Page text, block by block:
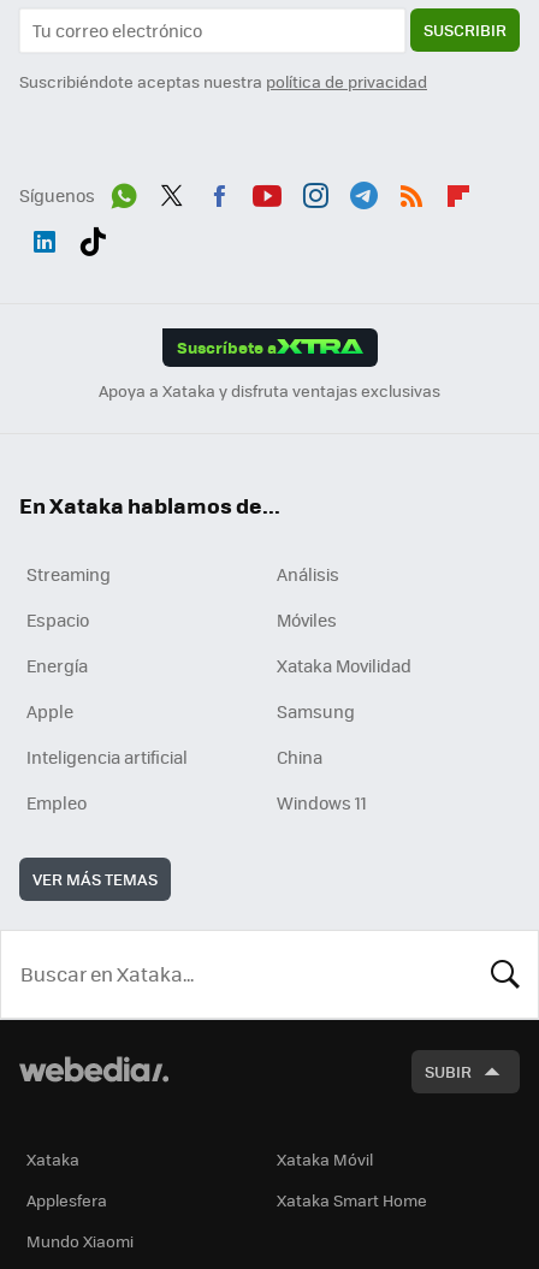
SUSCRIBIR
Suscribiéndote aceptas nuestra política de privacidad
Síguenos
Suscríbete a
Apoya a Xataka y disfruta ventajas exclusivas
En Xataka hablamos de...
Streaming
Análisis
Espacio
Móviles
Energía
Xataka Movilidad
Apple
Samsung
Inteligencia artificial
China
Empleo
Windows 11
VER MÁS TEMAS
SUBIR
Xataka
Xataka Móvil
Applesfera
Xataka Smart Home
Mundo Xiaomi